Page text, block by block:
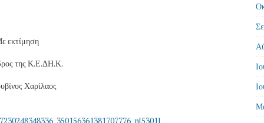
εκτίμηση
της Κ.Ε.ΔΗ.Κ.
Χαρίλαος